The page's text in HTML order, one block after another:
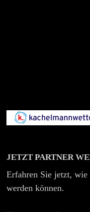
JETZT PARTNER
Erfahren Sie jetzt,
werden können.